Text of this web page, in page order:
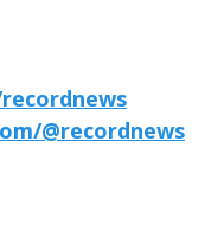
@recordnews